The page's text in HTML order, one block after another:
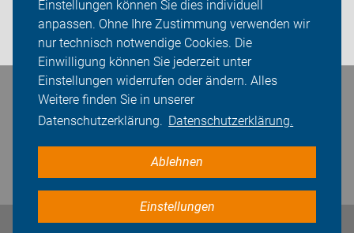
Einstellungen können Sie dies individuell
anpassen. Ohne Ihre Zustimmung verwenden wir
nur technisch notwendige Cookies. Die
Einwilligung können Sie jederzeit unter
Einstellungen widerrufen oder ändern. Alles
Weitere finden Sie in unserer
Datenschutzerklärung. Datenschutzerklärung.
Ablehnen
Einstellungen
Login
Bleiben Sie in Kontakt